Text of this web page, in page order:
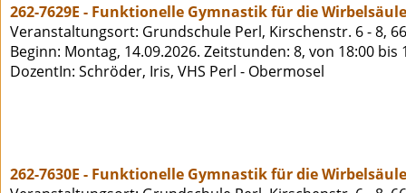
262-7629E - Funktionelle Gymnastik für die
Veranstaltungsort: Grundschule Perl, Kirschenstr. 6 - 8,
Beginn: Montag, 14.09.2026. Zeitstunden: 8, von 18:00 bis
DozentIn: Schröder, Iris, VHS Perl - Obermosel
262-7630E - Funktionelle Gymnastik für die